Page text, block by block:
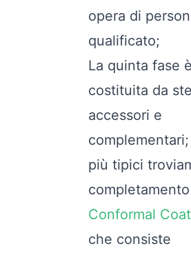
opera di
qualificato;
La quinta fase è
costituita da
accessori e
più tipici
Conformal
che consiste